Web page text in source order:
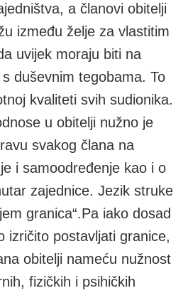
a članovi obitelji
između želje za vlastitim
uvijek moraju biti na
duševnim tegobama. To
kvaliteti svih sudionika.
u obitelji nužno je
svakog člana na
i samoodređenje kao i o
zajednice. Jezik struke
granica“.Pa iako dosad
izričito postavljati granice,
obitelji nameću nužnost
fizičkih i psihičkih